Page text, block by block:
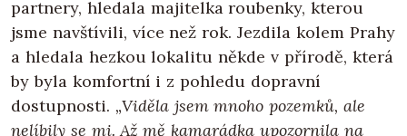
partnery, hledala majitelka roubenky, kterou
jsme navštívili, více než rok. Jezdila kolem Prahy
a hledala hezkou lokalitu někde v přírodě, která
by byla komfortní i z pohledu dopravní
dostupnosti. „Viděla jsem mnoho pozemků, ale
nelíbily se mi. Až mě kamarádka upozornila na